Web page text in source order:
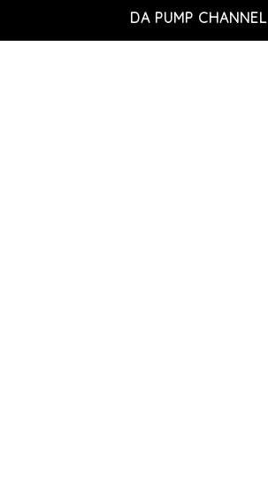
DA PUMP CHANNEL